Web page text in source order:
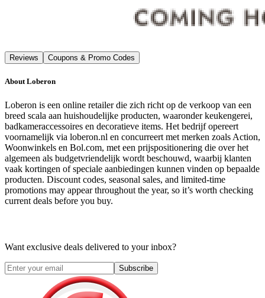
Reviews Coupons & Promo Codes
About Loberon
Loberon is een online retailer die zich richt op de verkoop van een
breed scala aan huishoudelijke producten, waaronder keukengerei,
badkameraccessoires en decoratieve items. Het bedrijf opereert
voornamelijk via loberon.nl en concurreert met merken zoals Action,
Woonwinkels en Bol.com, met een prijspositionering die over het
algemeen als budgetvriendelijk wordt beschouwd, waarbij klanten
vaak kortingen of speciale aanbiedingen kunnen vinden op bepaalde
producten. Discount codes, seasonal sales, and limited-time
promotions may appear throughout the year, so it’s worth checking
current deals before you buy.
Want exclusive deals delivered to your inbox?
Subscribe